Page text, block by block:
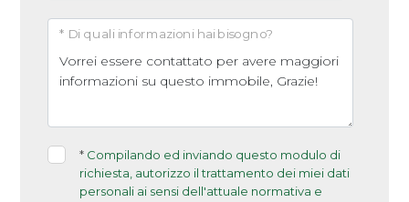
* Di quali informazioni hai bisogno?
* Compilando ed inviando questo modulo di
richiesta, autorizzo il trattamento dei miei dati
personali ai sensi dell'attuale normativa e